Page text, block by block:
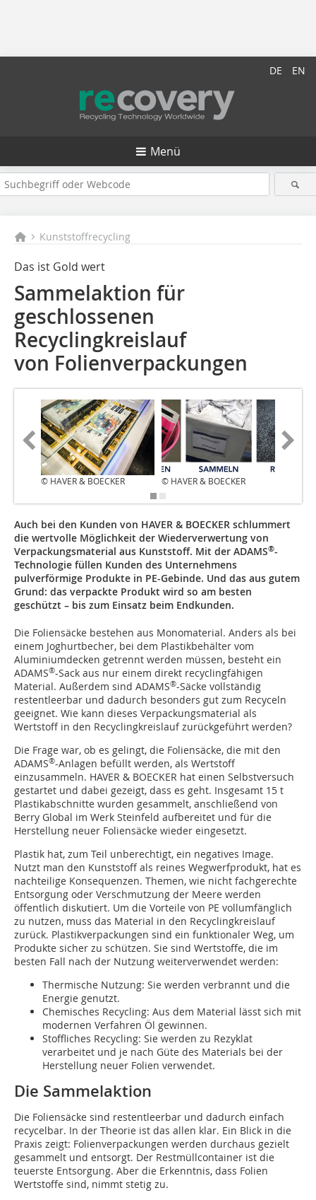
DE EN
Menü
Kunststoffrecycling
Das ist Gold wert
Sammelaktion für
geschlossenen
Recyclingkreislauf
von Folienverpackungen
© HAVER & BOECKER © HAVER & BOECKER
Auch bei den Kunden von HAVER & BOECKER schlummert
die wertvolle Möglichkeit der Wiederverwertung von
Verpackungsmaterial aus Kunststoff. Mit der ADAMS®-
Technologie füllen Kunden des Unternehmens
pulverförmige Produkte in PE-Gebinde. Und das aus gutem
Grund: das verpackte Produkt wird so am besten
geschützt – bis zum Einsatz beim Endkunden.
Die Foliensäcke bestehen aus Monomaterial. Anders als bei
einem Joghurtbecher, bei dem Plastikbehälter vom
Aluminiumdecken getrennt werden müssen, besteht ein
ADAMS®-Sack aus nur einem direkt recyclingfähigen
Material. Außerdem sind ADAMS®-Säcke vollständig
restentleerbar und dadurch besonders gut zum Recyceln
geeignet. Wie kann dieses Verpackungsmaterial als
Wertstoff in den Recyclingkreislauf zurückgeführt werden?
Die Frage war, ob es gelingt, die Foliensäcke, die mit den
ADAMS®-Anlagen befüllt werden, als Wertstoff
einzusammeln. HAVER & BOECKER hat einen Selbstversuch
gestartet und dabei gezeigt, dass es geht. Insgesamt 15 t
Plastikabschnitte wurden gesammelt, anschließend von
Berry Global im Werk Steinfeld aufbereitet und für die
Herstellung neuer Foliensäcke wieder eingesetzt.
Plastik hat, zum Teil unberechtigt, ein negatives Image.
Nutzt man den Kunststoff als reines Wegwerfprodukt, hat es
nachteilige Konsequenzen. Themen, wie nicht fachgerechte
Entsorgung oder Verschmutzung der Meere werden
öffentlich diskutiert. Um die Vorteile von PE vollumfänglich
zu nutzen, muss das Material in den Recyclingkreislauf
zurück. Plastikverpackungen sind ein funktionaler Weg, um
Produkte sicher zu schützen. Sie sind Wertstoffe, die im
besten Fall nach der Nutzung weiterverwendet werden:
Thermische Nutzung: Sie werden verbrannt und die
Energie genutzt.
Chemisches Recycling: Aus dem Material lässt sich mit
modernen Verfahren Öl gewinnen.
Stoffliches Recycling: Sie werden zu Rezyklat
verarbeitet und je nach Güte des Materials bei der
Herstellung neuer Folien verwendet.
Die Sammelaktion
Die Foliensäcke sind restentleerbar und dadurch einfach
recycelbar. In der Theorie ist das allen klar. Ein Blick in die
Praxis zeigt: Folienverpackungen werden durchaus gezielt
gesammelt und entsorgt. Der Restmüllcontainer ist die
teuerste Entsorgung. Aber die Erkenntnis, dass Folien
Wertstoffe sind, nimmt stetig zu.